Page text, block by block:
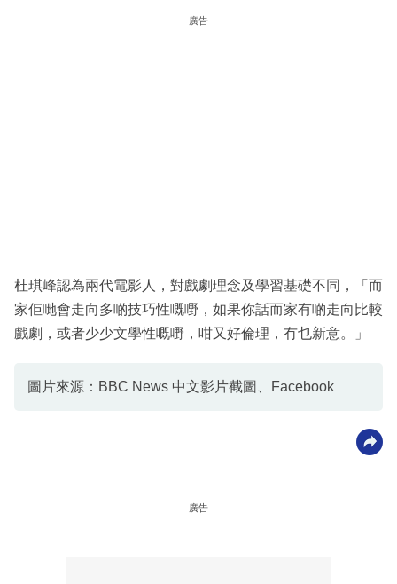
廣告
杜琪峰認為兩代電影人，對戲劇理念及學習基礎不同，「而
家佢哋會走向多啲技巧性嘅嘢，如果你話而家有啲走向比較
戲劇，或者少少文學性嘅嘢，咁又好倫理，冇乜新意。」
圖片來源：BBC News 中文影片截圖、Facebook
廣告